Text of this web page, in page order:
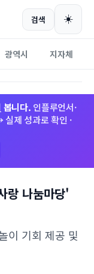
검색 ☀️
광역시 지자체
봅니다. 인플루언서·
제 성과로 확인 ·
랑 나눔마당'
이 기회 제공 및